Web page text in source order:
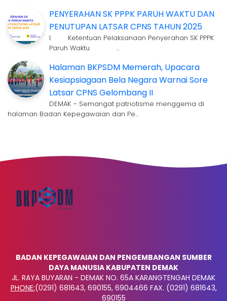
PENYERAHAN SK PPPK PARUH WAKTU DAN
PENUTUPAN LATSAR CPNS TAHUN 2025
I. Ketentuan Pelaksanaan Penyerahan SK PPPK
Paruh Waktu …
Halaman BKPSDM Memerah, Upacara
Kesiapsiagaan Bela Negara Warnai Sore
Latsar CPNS Gelombang II
DEMAK – Semangat patriotisme menggema di
halaman Badan Kepegawaian dan Pe…
BADAN KEPEGAWAIAN DAN PENGEMBANGAN SUMBER
DAYA MANUSIA KABUPATEN DEMAK
JL. RAYA BUYARAN - DEMAK NO. 65A KARANGTENGAH DEMAK
PHONE:(0291) 681643, 690155, 6904466 FAX. (0291) 681643,
690155